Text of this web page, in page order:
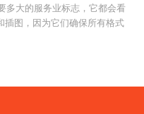
多大的服务业标志，它都会看
插图，因为它们确保所有格式